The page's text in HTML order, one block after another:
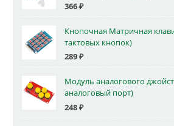
366₽
Кнопочная Матричная
тактовых кнопок)
289₽
Модуль аналогового
аналоговый порт)
248₽